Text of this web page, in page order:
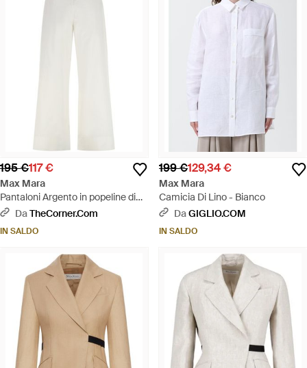
195 €117 €
Max Mara
Pantaloni Argento in popeline di
cotone - Bianco
DaTheCorner.com
IN SALDO
199 €129,34 €
Max Mara
Camicia Di Lino - Bianco
DaGIGLIO.COM
IN SALDO